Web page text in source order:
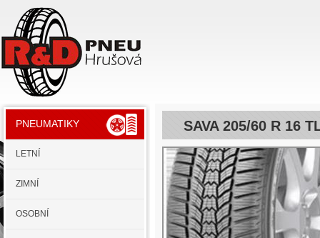
PNEUMATIKY
LETNÍ
ZIMNÍ
OSOBNÍ
SAVA 205/60 R 16